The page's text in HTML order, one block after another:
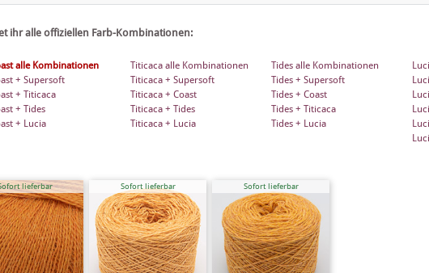
ihr alle offiziellen Farb-Kombinationen:
alle Kombinationen
+ Supersoft
+ Titicaca
+ Tides
+ Lucia
Titicaca alle Kombinationen
Titicaca + Supersoft
Titicaca + Coast
Titicaca + Tides
Titicaca + Lucia
Tides alle Kombinationen
Tides + Supersoft
Tides + Coast
Tides + Titicaca
Tides + Lucia
lieferbar Sofort lieferbar Sofort lieferbar